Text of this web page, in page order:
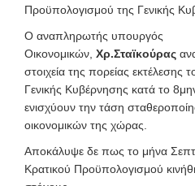
Προϋπολογισμού της Γενικής
Ο αναπληρωτής υπουργός
Οικονομικών, Χρ.Σταϊκούρας
στοιχεία της πορείας
Γενικής Κυβέρνησης κατά το
ενισχύουν την τάση
οικονομικών της χώρας.
Αποκάλυψε δε πως το μήνα
Κρατικού Προϋπολογισμού